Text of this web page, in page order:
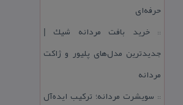
حرفه‌ای
::خرید بافت مردانه شیك |
جدیدترین مدل‌های پلیور و ژاكت
مردانه
:: سویشرت مردانه؛ تركیب ایده‌آل